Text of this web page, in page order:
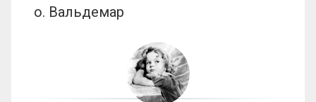
о. Вальдемар